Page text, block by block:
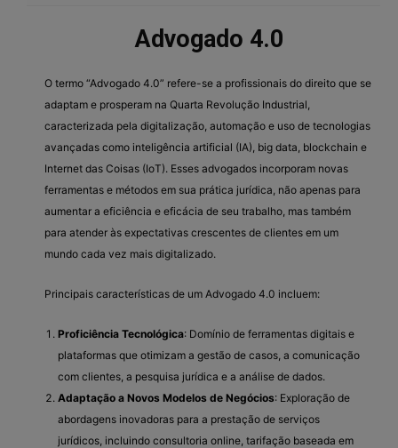
Advogado 4.0
O termo “Advogado 4.0” refere-se a profissionais do direito que se
adaptam e prosperam na Quarta Revolução Industrial,
caracterizada pela digitalização, automação e uso de tecnologias
avançadas como inteligência artificial (IA), big data, blockchain e
Internet das Coisas (IoT). Esses advogados incorporam novas
ferramentas e métodos em sua prática jurídica, não apenas para
aumentar a eficiência e eficácia de seu trabalho, mas também
para atender às expectativas crescentes de clientes em um
mundo cada vez mais digitalizado.
Principais características de um Advogado 4.0 incluem:
Proficiência Tecnológica: Domínio de ferramentas digitais e
plataformas que otimizam a gestão de casos, a comunicação
com clientes, a pesquisa jurídica e a análise de dados.
Adaptação a Novos Modelos de Negócios: Exploração de
abordagens inovadoras para a prestação de serviços
jurídicos, incluindo consultoria online, tarifação baseada em